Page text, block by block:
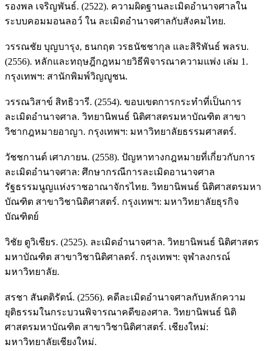
รองพล เจริญพันธ์. (2522). ความผิดฐานละเมิดอำนาจศาลใน
ระบบคอมมอนลอว์ ใน ละเมิดอำนาจศาลกับสังคมไทย.
วรรณชัย บุญบารุง, ธนกฤต วรธนัชชากุล และสิริพันธ์ พลรบ.
(2556). หลักและทฤษฎีกฎหมายวิธีพิจารณาความแพ่ง เล่ม 1.
กรุงเทพฯ: สานักพิมพ์วิญญูชน.
วรรณวิสาข์ สิทธิวารี. (2554). ขอบเขตการกระทำที่เป็นการ
ละเมิดอำนาจศาล. วิทยานิพนธ์ นิติศาสตรมหาบัณฑิต สาขา
วิชากฎหมายอาญา. กรุงเทพฯ: มหาวิทยาลัยธรรมศาสตร์.
วัชชกานต์ เศาภายน. (2558). ปัญหาทางกฎหมายที่เกี่ยวกับการ
ละเมิดอำนาจศาล: ศึกษากรณีการละเมิดอานาจศาล
รัฐธรรมนูญแห่งราชอาณาจักรไทย. วิทยานิพนธ์ นิติศาสตรมหา
บัณฑิต สาขาวิชานิติศาสตร์. กรุงเทพฯ: มหาวิทยาลัยธุรกิจ
บัณฑิตย์
วิชัย ตูวิเชียร. (2525). ละเมิดอำนาจศาล. วิทยานิพนธ์ นิติศาสตร
มหาบัณฑิต สาขาวิชานิติศาลตร์. กรุงเทพฯ: จุฬาลงกรณ์
มหาวิทยาลัย.
สรชา สันตติรัตน์. (2556). คดีละเมิดอำนาจศาลกับหลักความ
ยุติธรรมในกระบวนพิจารณาคดีของศาล. วิทยานิพนธ์ นิติ
ศาสตรมหาบัณฑิต สาขาวิชานิติศาสตร์. เชียงใหม่:
มหาวิทยาลัยเชียงใหม่.